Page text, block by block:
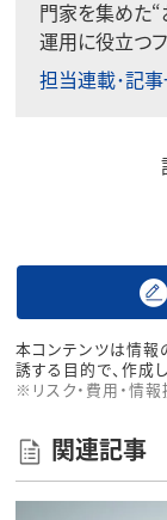
門家を集めた“
運用に役立つ
担当連載･記
本コンテンツは情報
誘する目的で、作成
※リスク・費用・情
関連記事